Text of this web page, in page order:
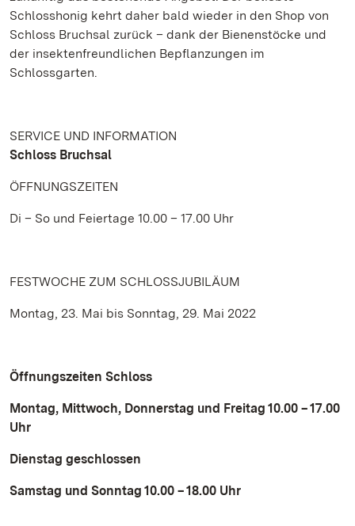
Schlosshonig kehrt daher bald wieder in den Shop von
Schloss Bruchsal zurück – dank der Bienenstöcke und
der insektenfreundlichen Bepflanzungen im
Schlossgarten.
SERVICE UND INFORMATION
Schloss Bruchsal
ÖFFNUNGSZEITEN
Di – So und Feiertage 10.00 – 17.00 Uhr
FESTWOCHE ZUM SCHLOSSJUBILÄUM
Montag, 23. Mai bis Sonntag, 29. Mai 2022
Öffnungszeiten Schloss
Montag, Mittwoch, Donnerstag und Freitag 10.00 – 17.00
Uhr
Dienstag geschlossen
Samstag und Sonntag 10.00 – 18.00 Uhr